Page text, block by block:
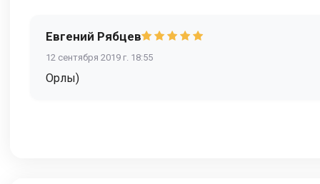
Евгений Рябцев
12 сентября 2019 г. 18:55
Орлы)